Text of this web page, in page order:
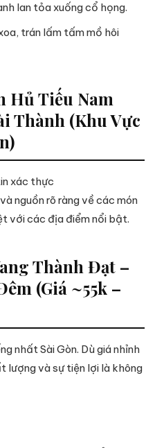
lan tỏa xuống cổ họng.
trán lấm tấm mồ hôi
Hủ Tiếu Nam
Thành (Khu Vực
xác thực
nguồn rõ ràng về các món
với các địa điểm nổi bật.
Thành Đạt –
(Giá ~55k –
nhất Sài Gòn. Dù giá nhỉnh
lượng và sự tiện lợi là không